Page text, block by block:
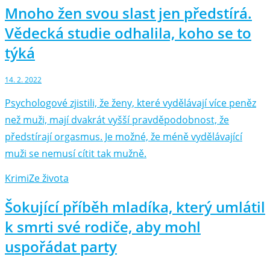
Mnoho žen svou slast jen předstírá.
Vědecká studie odhalila, koho se to
týká
14. 2. 2022
Psychologové zjistili, že ženy, které vydělávají více peněz
než muži, mají dvakrát vyšší pravděpodobnost, že
předstírají orgasmus. Je možné, že méně vydělávající
muži se nemusí cítit tak mužně.
KrimiZe života
Šokující příběh mladíka, který umlátil
k smrti své rodiče, aby mohl
uspořádat party